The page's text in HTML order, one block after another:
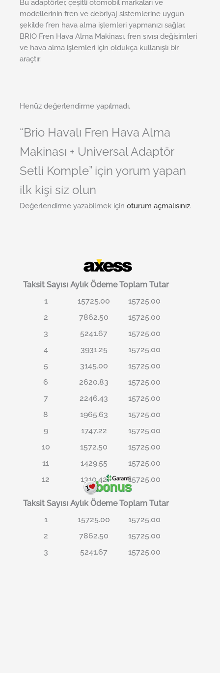
Bu adaptörler, çeşitli otomobil markaları ve
modellerinin fren ve debriyaj sistemlerine uygun
şekilde fren hava alma işlemleri yapmanızı sağlar.
BRIO Fren Hava Alma Makinası, fren sıvısı değişimleri
ve hava alma işlemleri için oldukça kullanışlı bir
araçtır.
Henüz değerlendirme yapılmadı.
“Brio Havalı Fren Hava Alma
Makinası + Universal Adaptör
Setli Komple” için yorum yapan
ilk kişi siz olun
Değerlendirme yazabilmek için oturum açmalısınız.
Taksit Sayısı Aylık Ödeme Toplam Tutar
1
15725.00
15725.00
2
7862.50
15725.00
3
5241.67
15725.00
4
3931.25
15725.00
5
3145.00
15725.00
6
2620.83
15725.00
7
2246.43
15725.00
8
1965.63
15725.00
9
1747.22
15725.00
10
1572.50
15725.00
11
1429.55
15725.00
12
1310.42 15725.00
Taksit Sayısı Aylık Ödeme Toplam Tutar
1
15725.00
15725.00
2
7862.50
15725.00
3
5241.67 15725.00